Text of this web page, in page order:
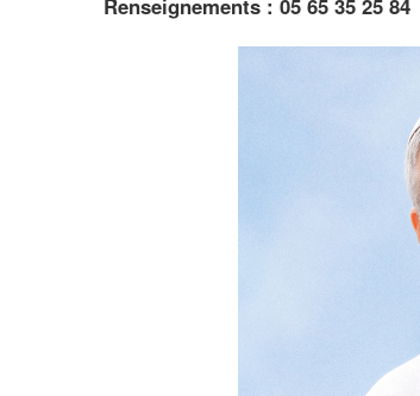
Renseignements : 05 65 35 25 84